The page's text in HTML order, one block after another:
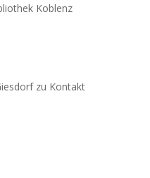
Koblenz
zu Kontakt